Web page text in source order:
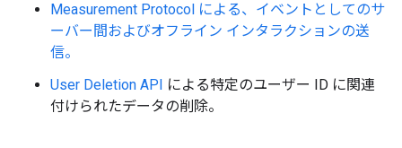
Measurement Protocol による、イベントとしてのサ
ーバー間およびオフライン インタラクションの送
信。
User Deletion API による特定のユーザー ID に関連
付けられたデータの削除。